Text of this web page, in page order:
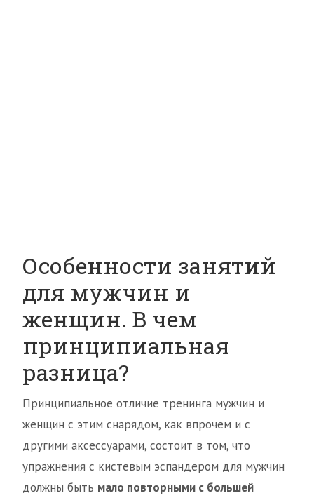
Особенности занятий
для мужчин и
женщин. В чем
принципиальная
разница?
Принципиальное отличие тренинга мужчин и
женщин с этим снарядом, как впрочем и с
другими аксессуарами, состоит в том, что
упражнения с кистевым эспандером для мужчин
должны быть мало повторными с большей